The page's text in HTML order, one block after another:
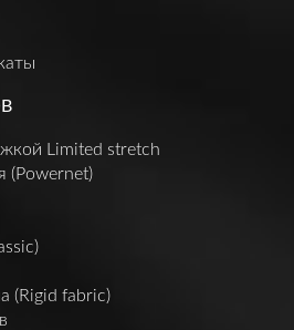
Limited stretch
(Powernet)
(Rigid fabric)